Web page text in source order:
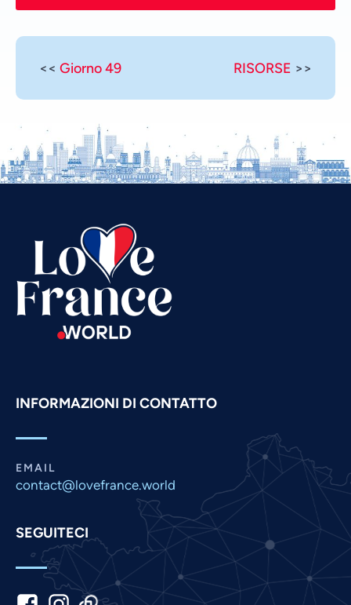
<< Giorno 49 RISORSE >>
INFORMAZIONI DI CONTATTO
EMAIL
contact@lovefrance.world
SEGUITECI
Japanese
Kannada
Khmer
Malay
Marathi
Nepali
Telugu
Thai
Vietnamese